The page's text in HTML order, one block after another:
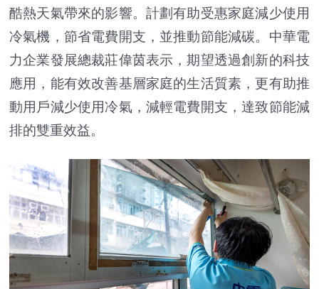
酷熱天氣帶來的影響。計劃有助受惠家庭減少使用
冷氣機，節省電費開支，並推動節能減碳。中華電
力企業發展總裁莊偉茵表示，期望透過創新的科技
應用，能有效改善基層家庭的生活質素，更有助推
動用戶減少使用冷氣，減輕電費開支，達致節能減
排的雙重效益。